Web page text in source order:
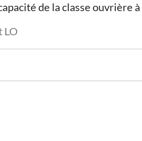
de la classe ouvrière
LO